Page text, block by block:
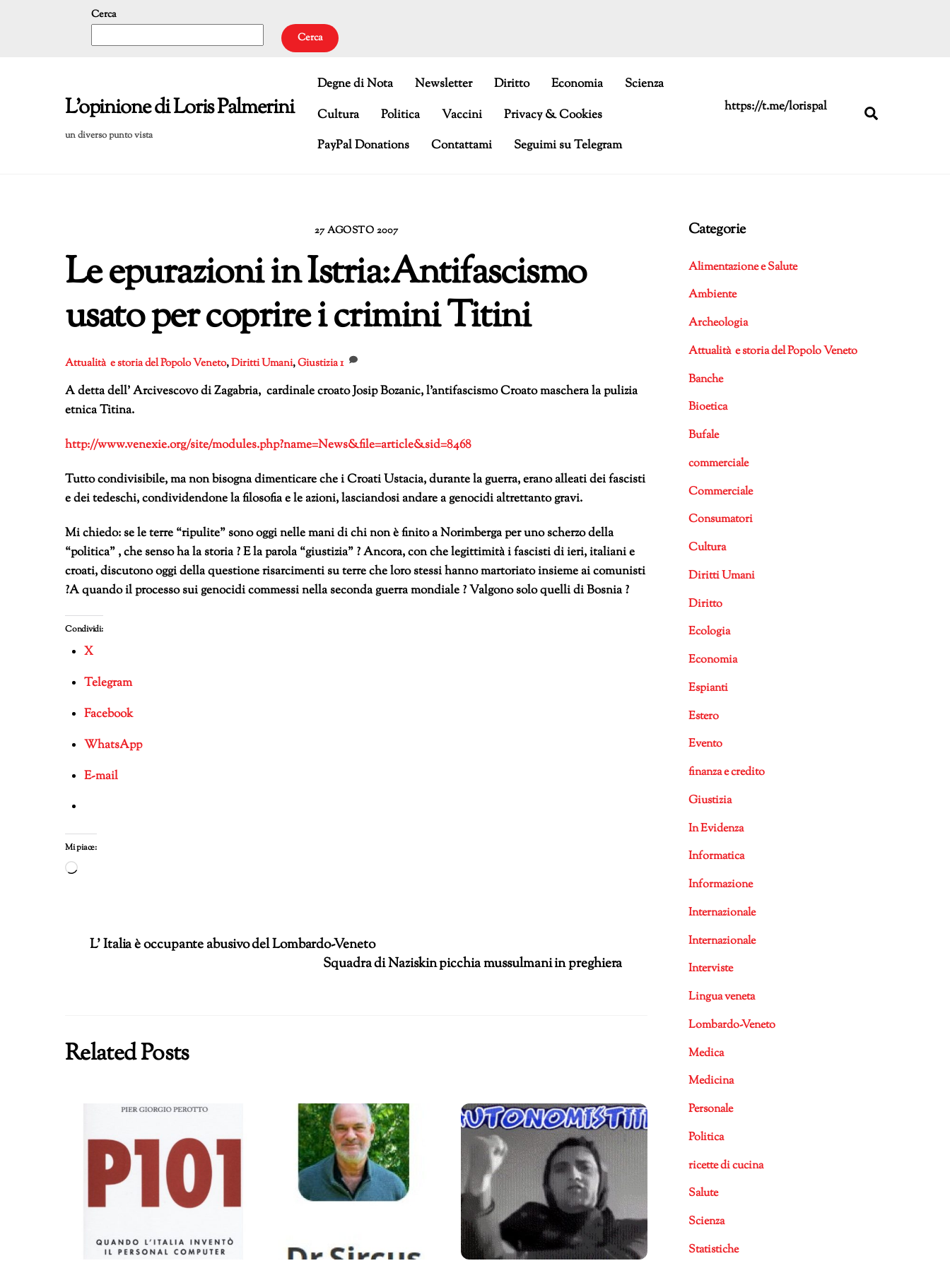
Cerca
Cerca
L'opinione di Loris Palmerini
un diverso punto vista
https://t.me/lorispal
Degne di Nota Newsletter Diritto Economia
Scienza
Cultura
Politica Vaccini
Privacy & Cookies
PayPal Donations
Contattami Seguimi su Telegram
27 AGOSTO 2007
Le epurazioni in Istria:Antifascismo
usato per coprire i crimini Titini
Attualità e storia del Popolo Veneto,Diritti Umani,Giustizia1
A detta dell’ Arcivescovo di Zagabria, cardinale croato Josip Bozanic,l’antifascismo Croato maschera la pulizia
etnica Titina.
http://www.venexie.org/site/modules.php?name=News&file=article&sid=8468
Tutto condivisibile, ma non bisogna dimenticare che i Croati Ustacia, durante la guerra, erano alleati dei fascisti
e dei tedeschi, condividendone la filosofia e le azioni, lasciandosi andare a genocidi altrettanto gravi.
Mi chiedo: se le terre “ripulite” sono oggi nelle mani di chi non è finito a Norimberga per uno scherzo della
“politica” , che senso ha la storia ? E la parola “giustizia” ? Ancora, con che legittimità i fascisti di ieri, italiani e
croati, discutono oggi della questione risarcimenti su terre che loro stessi hanno martoriato insieme ai comunisti
?A quando il processo sui genocidi commessi nella seconda guerra mondiale ? Valgono solo quelli di Bosnia ?
Condividi:
X
Telegram
Facebook
WhatsApp
E-mail
Mi piace:
Caricamento
L’ Italia è occupante abusivo del Lombardo-Veneto
Squadra di Naziskin picchia mussulmani in preghiera
Related Posts
Categorie
Alimentazione e Salute
Ambiente
Archeologia
Attualità e storia del Popolo Veneto
Banche
Bioetica
Bufale
commerciale
Commerciale
Consumatori
Cultura
Diritti Umani
Diritto
Ecologia
Economia
Espianti
Estero
Evento
finanza e credito
Giustizia
In Evidenza
Informatica
Informazione
Internazionale
Internazionale
Interviste
Lingua veneta
Lombardo-Veneto
Medica
Medicina
Personale
Politica
ricette di cucina
Salute
Scienza
Statistiche